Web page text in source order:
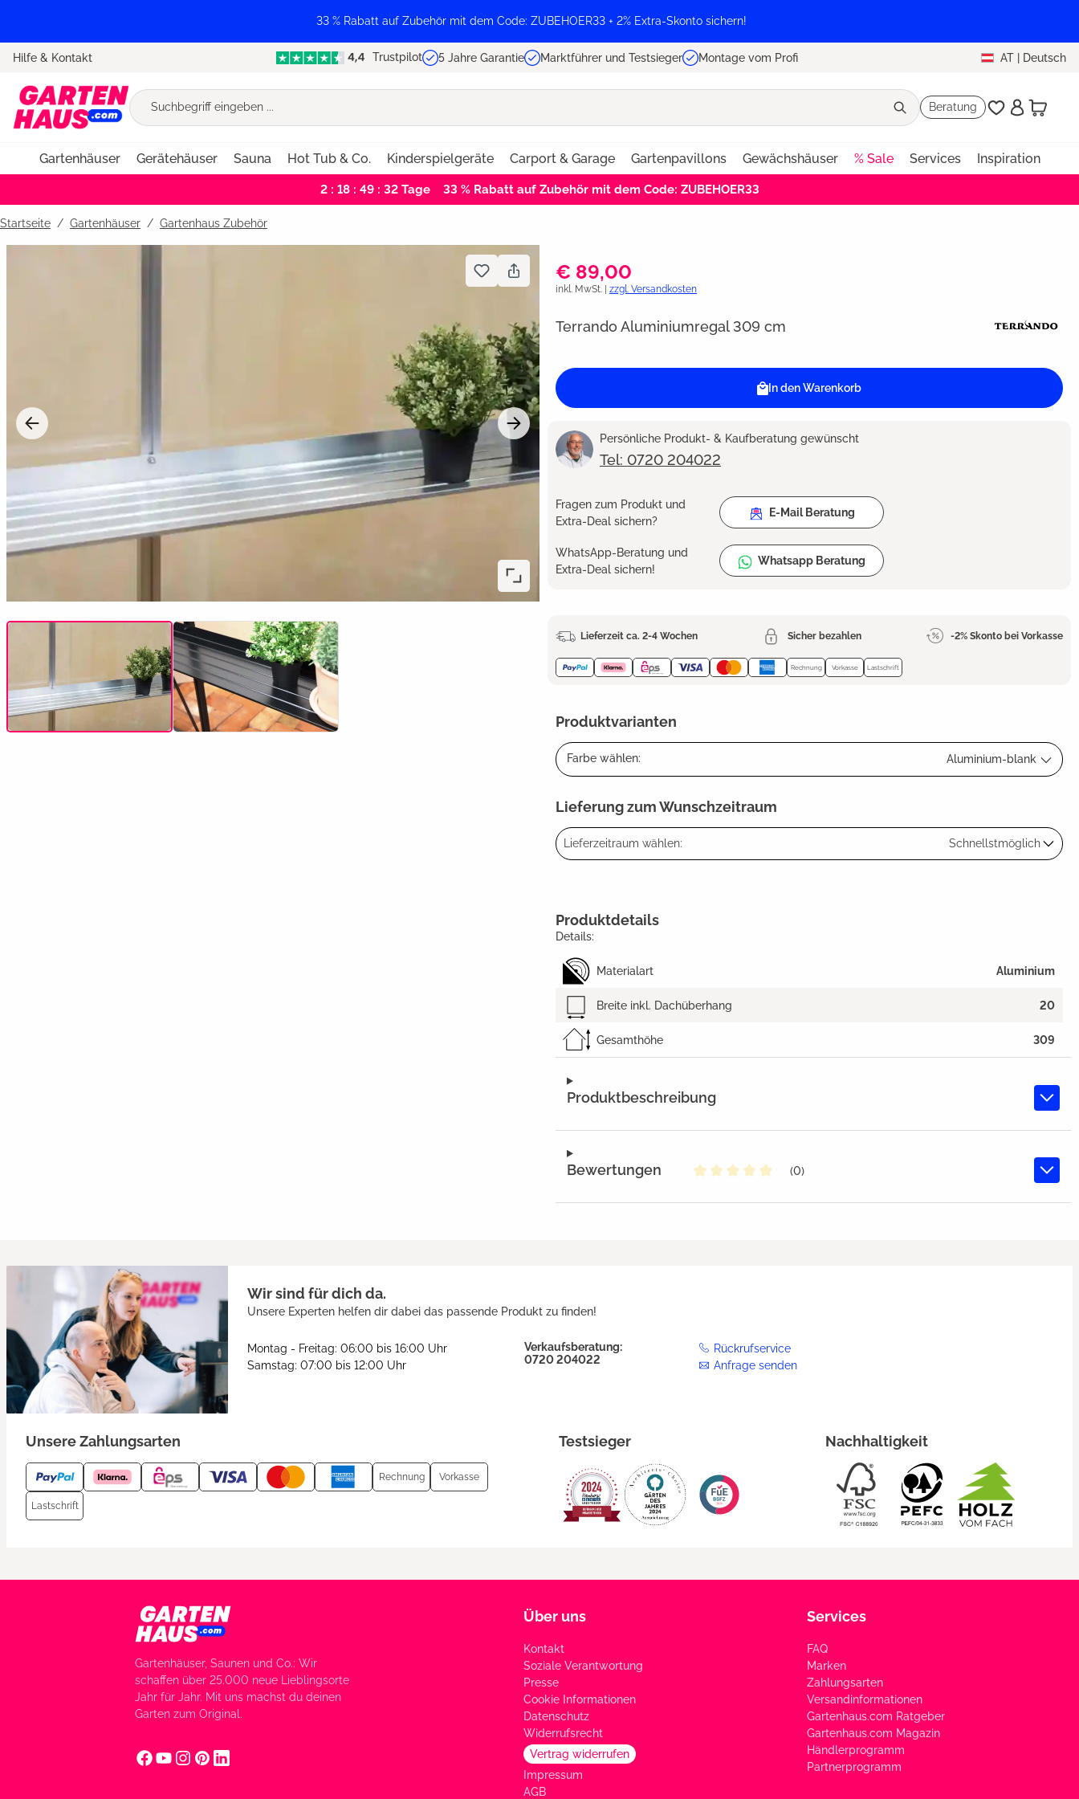
33 % Rabatt auf Zubehör mit dem Code: ZUBEHOER33 + 2% Extra-Skonto sichern!
Hilfe & Kontakt Trustpilot 5 Jahre Garantie Marktführer und Testsieger Montage vom Profi AT | Deutsch
Beratung
Gartenhäuser Gerätehäuser Sauna Hot Tub & Co. Kinderspielgeräte Carport & Garage Gartenpavillons Gewächshäuser % Sale Services Inspiration
2 : 18 : 49 : 32Tage 33 % Rabatt auf Zubehör mit dem Code: ZUBEHOER33
Startseite Gartenhäuser / Gartenhaus Zubehör
€ 89,00
inkl. MwSt. | zzgl. Versandkosten
Terrando Aluminiumregal 309 cm
In den Warenkorb
Persönliche Produkt- & Kaufberatung gewünscht
Tel: 0720 204022
Fragen zum Produkt und
Extra-Deal sichern?
E-Mail Beratung
WhatsApp-Beratung und
Extra-Deal sichern!
Whatsapp Beratung
Lieferzeit ca. 2-4 Wochen Sicher bezahlen -2% Skonto bei Vorkasse
Rechnung Vorkasse Lastschrift
Produktvarianten
Farbe wählen: Aluminium-blank
Lieferung zum Wunschzeitraum
Lieferzeitraum wählen: Schnellstmöglich
Produktbeschreibung
Bewertungen
(0)
Produktdetails
Details:
Materialart Aluminium
Breite inkl. Dachüberhang 20
Gesamthöhe 309
Wir sind für dich da.
Unsere Experten helfen dir dabei das passende Produkt zu finden!
Montag - Freitag: 06:00 bis 16:00 Uhr
Samstag: 07:00 bis 12:00 Uhr
Verkaufsberatung:
0720 204022
Rückrufservice
Anfrage senden
Unsere Zahlungsarten
Rechnung Vorkasse
Lastschrift
Testsieger Nachhaltigkeit
Gartenhäuser, Saunen und Co.: Wir
schaffen über 25.000 neue Lieblingsorte
Jahr für Jahr. Mit uns machst du deinen
Garten zum Original.
Über uns
Kontakt
Soziale Verantwortung
Presse
Cookie Informationen
Datenschutz
Widerrufsrecht
Vertrag widerrufen
Impressum
AGB
Services
FAQ
Marken
Zahlungsarten
Versandinformationen
Gartenhaus.com Ratgeber
Gartenhaus.com Magazin
Händlerprogramm
Partnerprogramm